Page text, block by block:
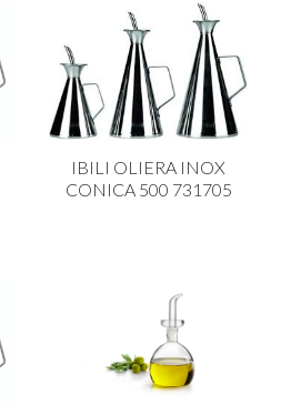
IBILI OLIERA INOX
CONICA 500 731705